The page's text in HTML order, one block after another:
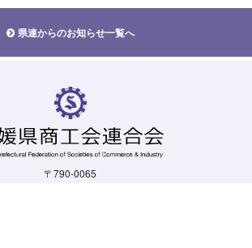
県連からのお知らせ一覧へ
〒790-0065